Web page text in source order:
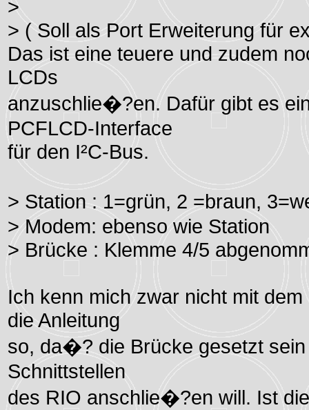
>
> ( Soll als Port Erweiterung für
Das ist eine teuere und zudem
LCDs
anzuschlie�?en. Dafür gibt es
PCFLCD-Interface
für den I²C-Bus.
> Station : 1=grün, 2 =braun,
> Modem: ebenso wie Station
> Brücke : Klemme 4/5
Ich kenn mich zwar nicht mit
die Anleitung
so, da�? die Brücke gesetzt
Schnittstellen
des RIO anschlie�?en will. Ist